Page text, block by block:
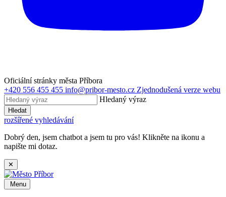
Oficiální stránky města Příbora
+420 556 455 455 info@pribor-mesto.cz Zjednodušená verze webu
Hledaný výraz
Hledat
rozšířené vyhledávání
Dobrý den, jsem chatbot a jsem tu pro vás! Klikněte na ikonu a
napište mi dotaz.
✕
Menu